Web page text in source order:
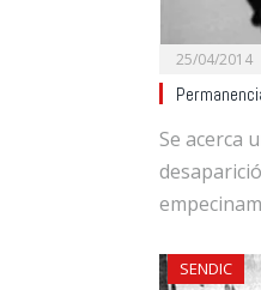
25/04/2014
Se acerca
SENDIC